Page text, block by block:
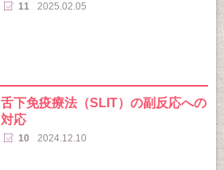
11 2025.02.05
舌下免疫療法（SLIT）の副反応への
対応
10 2024.12.10